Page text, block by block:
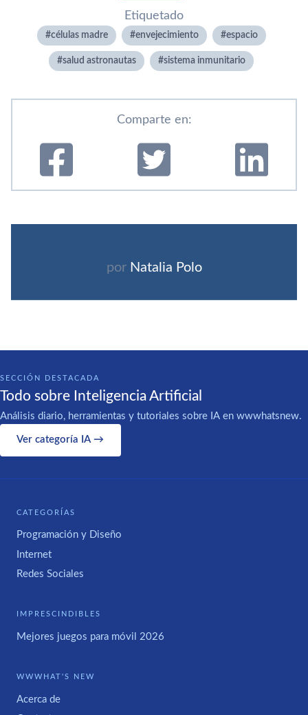
Etiquetado
células madre envejecimiento espacio
salud astronautas sistema inmunitario
Comparte en:
por Natalia Polo
SECCIÓN DESTACADA
Todo sobre Inteligencia Artificial
Análisis diario, herramientas y tutoriales sobre IA en wwwhatsnew.
Ver categoría IA →
CATEGORÍAS
Programación y Diseño
Internet
Redes Sociales
IMPRESCINDIBLES
Mejores juegos para móvil 2026
WWWHAT'S NEW
Acerca de